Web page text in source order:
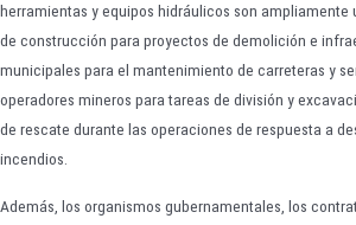
herramientas y equipos hidráulicos son ampliamente
de construcción para proyectos de demolición e
municipales para el mantenimiento de carreteras y
operadores mineros para tareas de división y
de rescate durante las operaciones de respuesta a
incendios.
Además, los organismos gubernamentales, los